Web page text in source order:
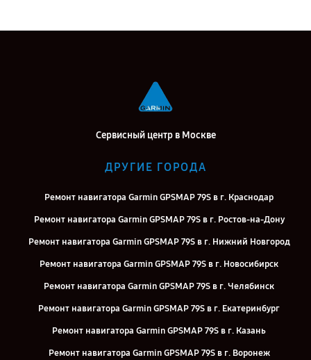
Сервисный центр в Москве
ДРУГИЕ ГОРОДА
Ремонт навигатора Garmin GPSMAP 79S в г. Краснодар
Ремонт навигатора Garmin GPSMAP 79S в г. Ростов-на-Дону
Ремонт навигатора Garmin GPSMAP 79S в г. Нижний Новгород
Ремонт навигатора Garmin GPSMAP 79S в г. Новосибирск
Ремонт навигатора Garmin GPSMAP 79S в г. Челябинск
Ремонт навигатора Garmin GPSMAP 79S в г. Екатеринбург
Ремонт навигатора Garmin GPSMAP 79S в г. Казань
Ремонт навигатора Garmin GPSMAP 79S в г. Воронеж